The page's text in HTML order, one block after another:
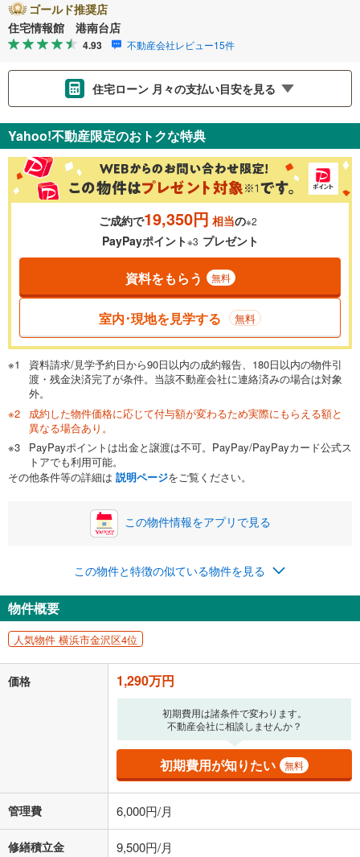
ゴールド推奨店
住宅情報館 港南台店
4.93 不動産会社レビュー15件
住宅ローン 月々の支払い目安を見る
金利 ％
0.01%
一般的には最長35年まで借り入れ可能です。多くの金融機関
が完済時の年齢は80歳までを条件としています。
閉じる
頭金 万円
0万円 1,290万円
自己資金から住宅購入にかけられる金額を入力してくださ
い。一般的には物件価格の2割までが目安です。
閉じる
ボーナス
万円
0円
ナス時の増額分（1回分）を入力してください。
ボーナス払いの限度額は金融機関によって異なります。
閉じる
月々の返済額
ローン返済額 33,486円 （頭金比率
上、ご自身での入力をお願いいたします。初期設定で自動入力されてい
る値は、実際の金融機関等における貸出金利とは何ら関係がなく、実際
の金融機関等における貸出金利を何ら保証するものではありません。返
済方法「元利均等返済」にて算出しております。入力された金利を35年
適用した場合の計算結果を表示しています。
す。
条件によってお借り入れができないことがあります。
Yahoo!不動産限定のおトクな特典
ご成約で19,350円 相当の※2
PayPayポイント※3 プレゼント
資料をもらう 無料
室内･現地を見学する 無料
資料請求/見学予約日から90日以内の成約報告、180日以内の物件引
渡・残金決済完了が条件。当該不動産会社に連絡済みの場合は対象
外。
成約した物件価格に応じて付与額が変わるため実際にもらえる額と
異なる場合あり。
PayPayポイントは出金と譲渡は不可。PayPay/PayPayカード公式ス
トアでも利用可能。
その他条件等の詳細は 説明ページをご覧ください。
この物件情報をアプリで見る
この物件と特徴の似ている物件を見る
物件概要
人気物件 横浜市金沢区4位
価格 1,290万円
初期費用は諸条件で変わります。
不動産会社に相談しませんか？
初期費用が知りたい 無料
管理費 6,000円/月
修繕積立金 9,500円/月